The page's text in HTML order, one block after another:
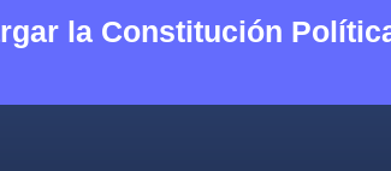
la Constitución